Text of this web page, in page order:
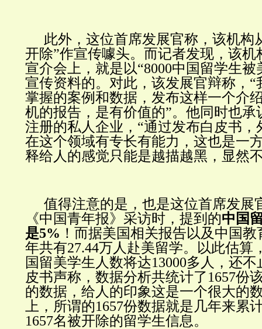
此外，这位首席发展官称，该机构
开除”作宣传噱头。而记者发现，该机
宣介会上，就是以“8000中国留学生被
宣传资料的。对此，该发展官辩称，“
掌握的案例和数据，发布这样一个介
机的报告，是有价值的”。他同时也承
注册的私人企业，“通过发布白皮书，
在这个领域有专长有能力，这也是一
释给人的感觉只能是越描越黑，显然
值得注意的是，也是这位首席发展
《中国青年报》采访时，提到的中国
是5% ！而据美国相关报告以及中国
年共有27.44万人赴美留学。以此估算
国留美学生人数将达13000多人，还不
皮书声称，数据分析共统计了1657份
的数据，给人的印象这是一个很大的
上，所谓的1657份数据就是几年来累
1657名被开除的留学生信息。